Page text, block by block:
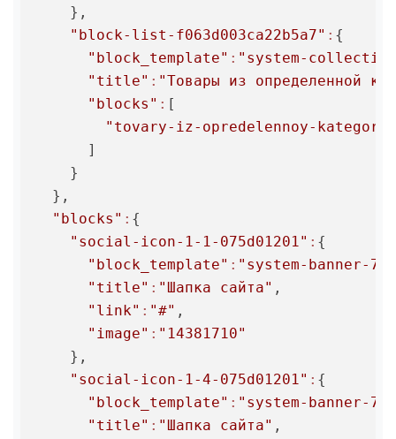
    },
"block-list-f063d003ca22b5a7" : {
"block_template" : "system-
"title" : "Товары из определенной
"blocks" : [
"tovary-iz-opredelennoy-
      ]
    }
  },
"blocks" : {
"social-icon-1-1-075d01201" : {
"block_template" : "system-banner-7"
"title" : "Шапка сайта" ,
"link" : "#" ,
"image" : "14381710"
    },
"social-icon-1-4-075d01201" : {
"block_template" : "system-banner-7"
"title" : "Шапка сайта" ,